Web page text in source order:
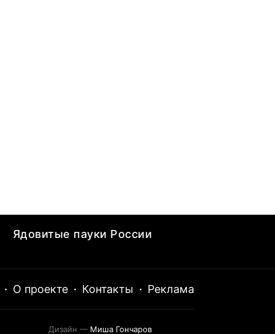
Ядовитые пауки России
· О проекте · Контакты · Реклама
Дизайн — Миша Гончаров